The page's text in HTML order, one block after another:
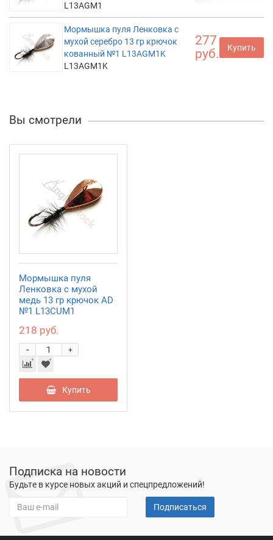
L13AGM1
Мормышка пуля Ленковка с
мухой серебро 13 гр крючок
кованный №1 L13AGM1K
L13AGM1K
277
руб.
Купить
Вы смотрели
Мормышка пуля
Ленковка с мухой
медь 13 гр крючок AD
№1 L13CUM1
218 руб.
+
-
Купить
Подписка на новости
Будьте в курсе новых акций и спецпредложений!
Подписаться